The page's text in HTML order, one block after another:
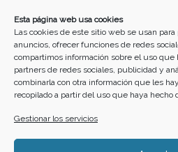
Esta página web usa cookies
Las cookies de este sitio web se usan
anuncios, ofrecer funciones de redes
compartimos información sobre el uso
partners de redes sociales, publicidad y
combinarla con otra información que les
recopilado a partir del uso que haya hecho
Gestionar los servicios
Buscar
Home Cartelera